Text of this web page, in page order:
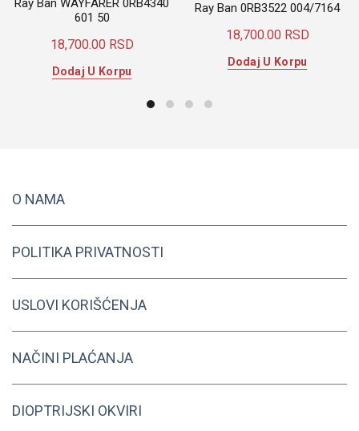
Ray Ban WAYFARER 0RB4340
601 50
18,700.00 RSD
Dodaj U Korpu
Ray Ban 0RB3522 004/7164
18,700.00 RSD
Dodaj U Korpu
O NAMA
POLITIKA PRIVATNOSTI
USLOVI KORIŠĆENJA
NAČINI PLAĆANJA
DIOPTRIJSKI OKVIRI